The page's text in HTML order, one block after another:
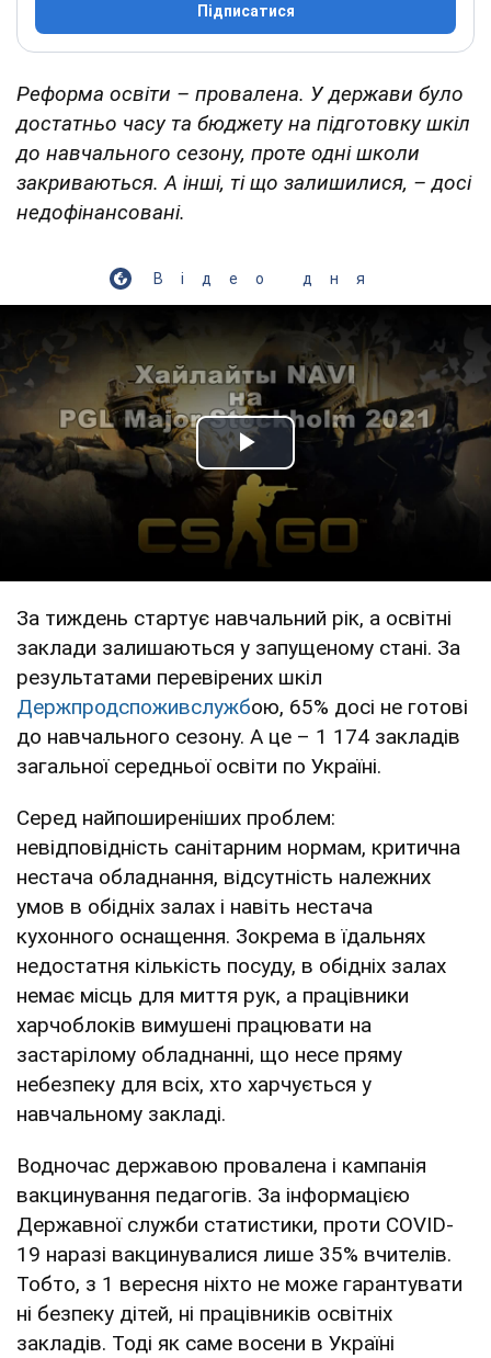
Підписатися
Реформа освіти – провалена. У держави було
достатньо часу та бюджету на підготовку шкіл
до навчального сезону, проте одні школи
закриваються. А інші, ті що залишилися, – досі
недофінансовані.
Відео дня
Play Video
За тиждень стартує навчальний рік, а освітні
заклади залишаються у запущеному стані. За
результатами перевірених шкіл
Держпродспоживслужбою, 65% досі не готові
до навчального сезону. А це – 1 174 закладів
загальної середньої освіти по Україні.
Серед найпоширеніших проблем:
невідповідність санітарним нормам, критична
нестача обладнання, відсутність належних
умов в обідніх залах і навіть нестача
кухонного оснащення. Зокрема в їдальнях
недостатня кількість посуду, в обідніх залах
немає місць для миття рук, а працівники
харчоблоків вимушені працювати на
застарілому обладнанні, що несе пряму
небезпеку для всіх, хто харчується у
навчальному закладі.
Водночас державою провалена і кампанія
вакцинування педагогів. За інформацією
Державної служби статистики, проти COVID-
19 наразі вакцинувалися лише 35% вчителів.
Тобто, з 1 вересня ніхто не може гарантувати
ні безпеку дітей, ні працівників освітніх
закладів. Тоді як саме восени в Україні